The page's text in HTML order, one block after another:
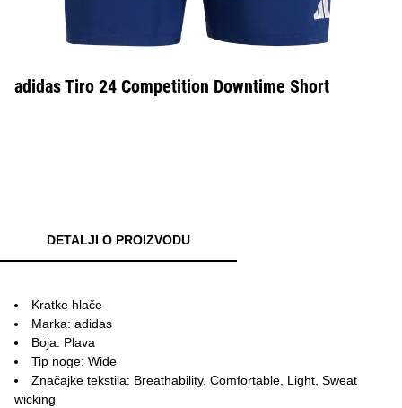
adidas Tiro 24 Competition Downtime Short
DETALJI O PROIZVODU
Kratke hlače
Marka: adidas
Boja: Plava
Tip noge: Wide
Značajke tekstila: Breathability, Comfortable, Light, Sweat
wicking